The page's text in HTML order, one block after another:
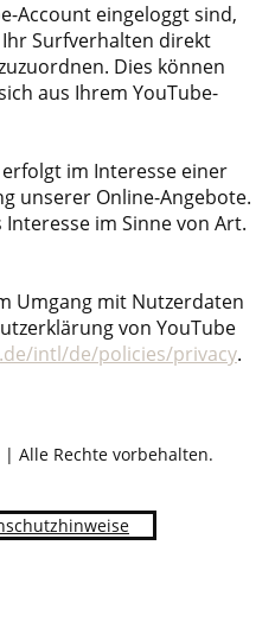
Account eingeloggt sind,
Surfverhalten direkt
Dies können
aus Ihrem YouTube-
im Interesse einer
unserer Online-Angebote.
im Sinne von Art.
Umgang mit Nutzerdaten
von YouTube
intl/de/policies/privacy.
| Alle Rechte vorbehalten.